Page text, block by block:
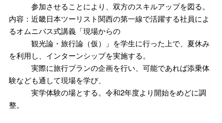
参加させることにより、双方のスキルアップを図る。
内容：近畿日本ツーリスト関西の第一線で活躍する社員によ
るオムニバス式講義「現場からの
観光論・旅行論（仮）」を学生に行った上で、夏休み
を利用し、インターンシップを実施する。
実際に旅行プランの企画を行い、可能であれば添乗体
験なども通して現場を学び、
実学体験の場とする。令和2年度より開始をめどに調
整。